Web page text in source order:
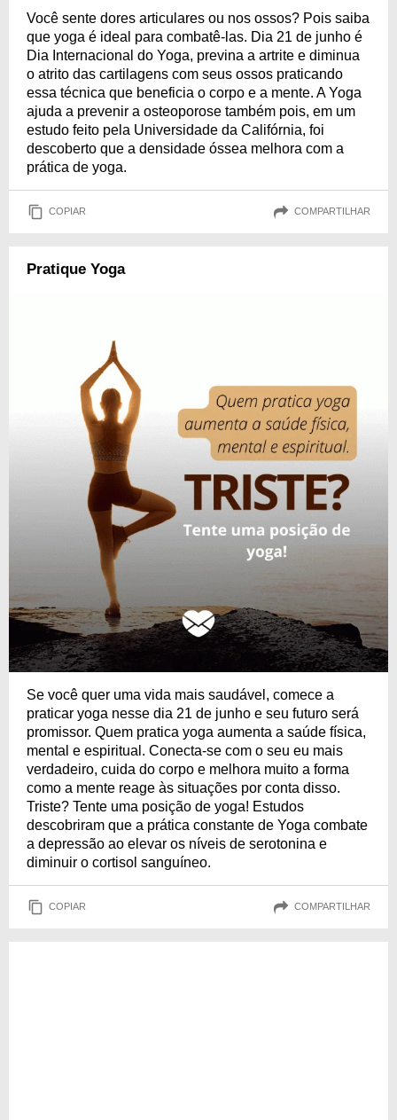
Você sente dores articulares ou nos ossos? Pois saiba
que yoga é ideal para combatê-las. Dia 21 de junho é
Dia Internacional do Yoga, previna a artrite e diminua
o atrito das cartilagens com seus ossos praticando
essa técnica que beneficia o corpo e a mente. A Yoga
ajuda a prevenir a osteoporose também pois, em um
estudo feito pela Universidade da Califórnia, foi
descoberto que a densidade óssea melhora com a
prática de yoga.
COPIAR COMPARTILHAR
Pratique Yoga
Se você quer uma vida mais saudável, comece a
praticar yoga nesse dia 21 de junho e seu futuro será
promissor. Quem pratica yoga aumenta a saúde física,
mental e espiritual. Conecta-se com o seu eu mais
verdadeiro, cuida do corpo e melhora muito a forma
como a mente reage às situações por conta disso.
Triste? Tente uma posição de yoga! Estudos
descobriram que a prática constante de Yoga combate
a depressão ao elevar os níveis de serotonina e
diminuir o cortisol sanguíneo.
COPIAR COMPARTILHAR